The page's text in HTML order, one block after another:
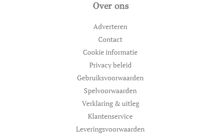
Over ons
Adverteren
Contact
Cookie informatie
Privacy beleid
Gebruiksvoorwaarden
Spelvoorwaarden
Verklaring & uitleg
Klantenservice
Leveringsvoorwaarden